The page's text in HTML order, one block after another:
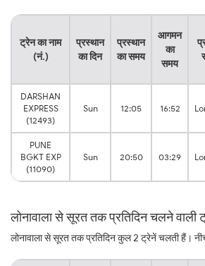
ट्रेन का नाम
(नं.)
प्रस्थान
का दिन
प्रस्थान
का समय
आगमन
का
समय
DARSHAN
EXPRESS
(12493)
Sun 12:05 16:52
PUNE
BGKT EXP
(11090)
Sun 20:50 03:29
लोनावाला से सूरत तक प्रतिदिन चलने वाली
लोनावाला से सूरत तक प्रतिदिन कुल 2 ट्रेनें चलती हैं।